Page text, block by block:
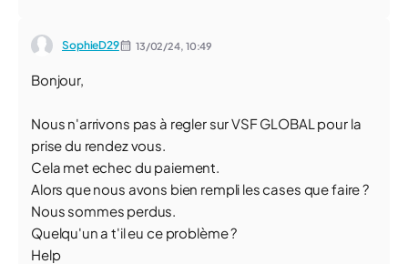
SophieD29 13/02/24, 10:49
Bonjour,
Nous n'arrivons pas à regler sur VSF GLOBAL pour la
prise du rendez vous.
Cela met echec du paiement.
Alors que nous avons bien rempli les cases que faire ?
Nous sommes perdus.
Quelqu'un a t'il eu ce problème ?
Help